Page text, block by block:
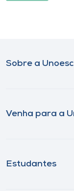
Sobre a Unoesc
Venha para a
Estudantes